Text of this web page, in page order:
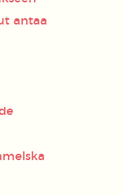
antaa